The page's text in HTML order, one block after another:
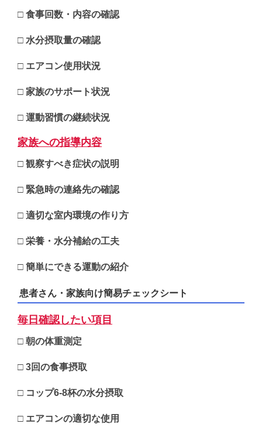
□ 食事回数・内容の確認
□ 水分摂取量の確認
□ エアコン使用状況
□ 家族のサポート状況
□ 運動習慣の継続状況
家族への指導内容
□ 観察すべき症状の説明
□ 緊急時の連絡先の確認
□ 適切な室内環境の作り方
□ 栄養・水分補給の工夫
□ 簡単にできる運動の紹介
患者さん・家族向け簡易チェックシート
毎日確認したい項目
□ 朝の体重測定
□ 3回の食事摂取
□ コップ6-8杯の水分摂取
□ エアコンの適切な使用